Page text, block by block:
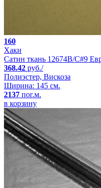
160
Хаки
Сатин ткань 12674B/C#9
368.42 руб./
Полиэстер, Вискоза
Ширина: 145 см.
2137 пог.м.
в корзину